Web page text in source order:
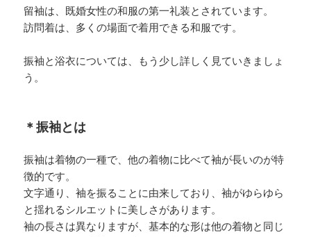
留袖は、既婚女性の和服の第一礼装とされています。
訪問着は、多くの場面で着用できる和服です。
振袖と浴衣については、もう少し詳しく見ていきましょ
う。
＊振袖とは
振袖は着物の一種で、他の着物に比べて袖が長いのが特
徴的です。
文字通り、袖を振ることに由来しており、袖がゆらゆら
と揺れるシルエットに美しさがあります。
袖の長さは異なりますが、基本的な形は他の着物と同じ